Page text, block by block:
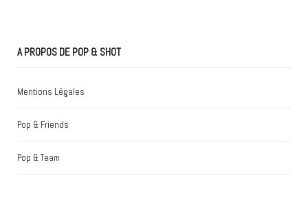
A PROPOS DE POP & SHOT
Mentions Légales
Pop & Friends
Pop & Team